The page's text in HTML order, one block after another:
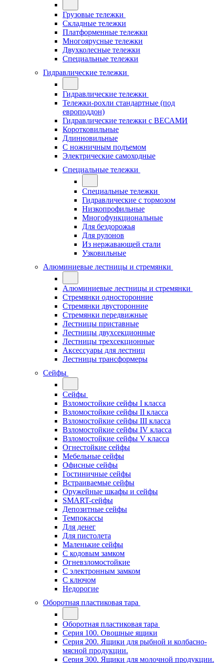
Грузовые тележки
Складные тележки
Платформенные тележки
Многоярусные тележки
Двухколесные тележки
Специальные тележки
Гидравлические тележки
Гидравлические тележки
Тележки-рохли стандартные (под
европоддон)
Гидравлические тележки с ВЕСАМИ
Коротковильные
Длинновильные
С ножничным подъемом
Электрические самоходные
Специальные тележки
Специальные тележки
Гидравлические с тормозом
Низкопрофильные
Многофункциональные
Для бездорожья
Для рулонов
Из нержавающей стали
Узковильные
Алюминиевые лестницы и стремянки
Алюминиевые лестницы и стремянки
Стремянки односторонние
Стремянки двусторонние
Стремянки передвижные
Лестницы приставные
Лестницы двухсекционные
Лестницы трехсекционные
Аксессуары для лестниц
Лестницы трансформеры
Сейфы
Сейфы
Взломостойкие сейфы I класса
Взломостойкие сейфы II класса
Взломостойкие сейфы III класса
Взломостойкие сейфы IV класса
Взломостойкие сейфы V класса
Огнестойкие сейфы
Мебельные сейфы
Офисные сейфы
Гостиничные сейфы
Встраиваемые сейфы
Оружейные шкафы и сейфы
SMART-сейфы
Депозитные сейфы
Темпокассы
Для денег
Для пистолета
Маленькие сейфы
С кодовым замком
Огневзломостойкие
С электронным замком
С ключом
Недорогие
Оборотная пластиковая тара
Оборотная пластиковая тара
Серия 100. Овощные ящики
Серия 200. Ящики для рыбной и колбасно-
мясной продукции.
Серия 300. Ящики для молочной продукции.